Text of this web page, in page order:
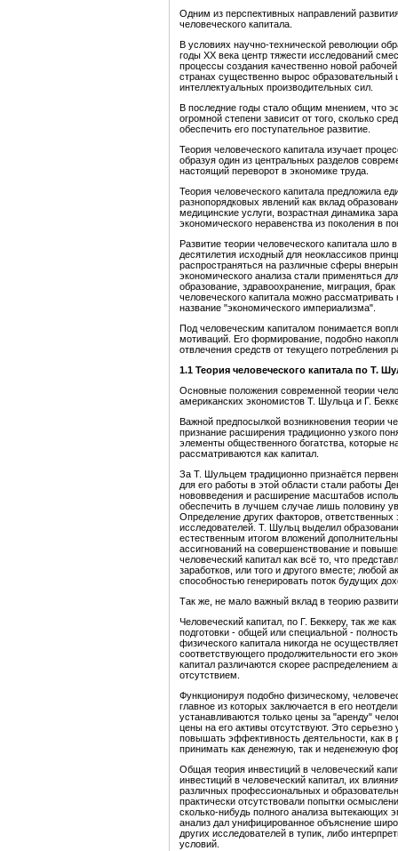
Одним из перспективных направлений
человеческого капитала.
В условиях научно-технической революции
годы XX века центр тяжести исследований
процессы создания качественно новой
странах существенно вырос
интеллектуальных производительных сил.
В последние годы стало общим мнением, что
огромной степени зависит от того, сколько
обеспечить его поступательное развитие.
Теория человеческого капитала изучает
образуя один из центральных разделов
настоящий переворот в экономике труда.
Теория человеческого капитала предложила
разнопорядковых явлений как вклад
медицинские услуги, возрастная динамика
экономического неравенства из поколения в
Развитие теории человеческого капитала шло
десятилетия исходный для неоклассиков
распространяться на различные сферы
экономического анализа стали применяться
образование, здравоохранение, миграция,
человеческого капитала можно
название "экономического империализма".
Под человеческим капиталом понимается
мотиваций. Его формирование, подобно
отвлечения средств от текущего
1.1 Теория человеческого капитала по Т.
Основные положения современной теории
американских экономистов Т. Шульца и Г.
Важной предпосылкой возникновения теории
признание расширения традиционно узкого
элементы общественного богатства, которые
рассматриваются как капитал.
За Т. Шульцем традиционно признаётся
для его работы в этой области стали работы
нововведения и расширение масштабов
обеспечить в лучшем случае лишь половину
Определение других факторов, ответственных
исследователей. Т. Шульц выделил
естественным итогом вложений
ассигнований на совершенствование и
человеческий капитал как всё то, что
заработков, или того и другого вместе;
способностью генерировать поток будущих
Так же, не мало важный вклад в теорию
Человеческий капитал, по Г. Беккеру, так же
подготовки - общей или специальной -
физического капитала никогда не
соответствующего продолжительности его
капитал различаются скорее
отсутствием.
Функционируя подобно физическому,
главное из которых заключается в его
устанавливаются только цены за "аренду"
цены на его активы отсутствуют. Это
повышать эффективность деятельности, как
принимать как денежную, так и неденежную
Общая теория инвестиций в человеческий
инвестиций в человеческий капитал, их
различных профессиональных и
практически отсутствовали попытки
сколько-нибудь полного анализа вытекающих
анализ дал унифицированное объяснение
других исследователей в тупик, либо
условий.